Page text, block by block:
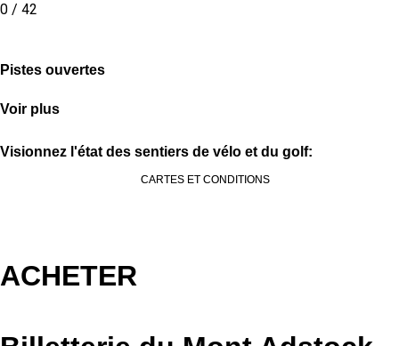
0 / 42
Pistes ouvertes
Voir plus
Visionnez l'état des sentiers de vélo et du golf:
CARTES ET CONDITIONS
ACHETER